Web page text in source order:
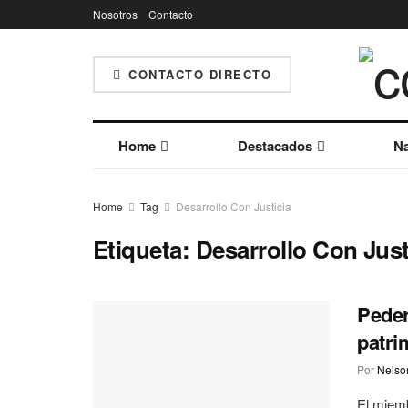
Nosotros Contacto
CONTACTO DIRECTO
Home Destacados
Home Tag Desarrollo Con Justicia
Etiqueta: Desarrollo Con
Por
El